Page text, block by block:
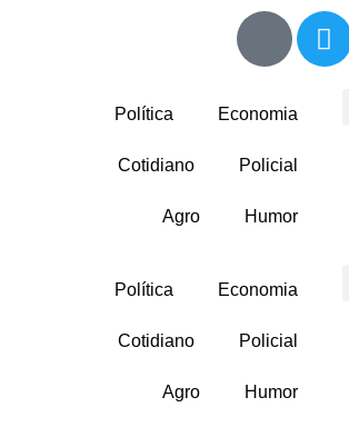
Política Economia
Cotidiano Policial
Agro Humor
Política Economia
Cotidiano Policial
Agro Humor